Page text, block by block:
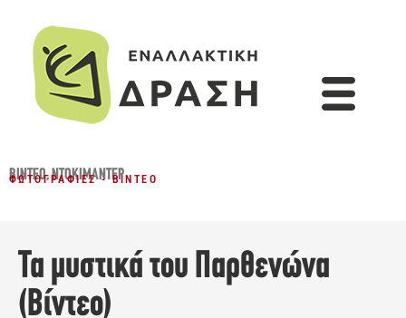
ΒΊΝΤΕΟ,ΝΤΟΚΙΜΑΝΤΈΡ
ΦΩΤΟΓΡΑΦΊΕΣ - ΒΊΝΤΕΟ
Τα μυστικά του Παρθενώνα
(Βίντεο)